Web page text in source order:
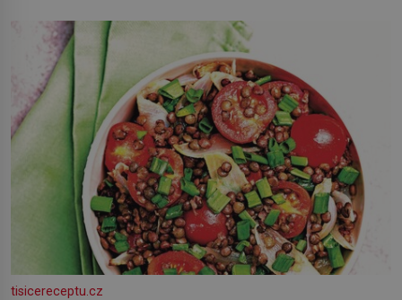
by pokoj miminka měl působit především klidně a útulně.
Předškolní věk je
tisicereceptu.cz